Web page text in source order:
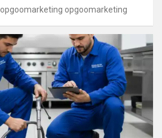
opgoomarketing opgoomarketing